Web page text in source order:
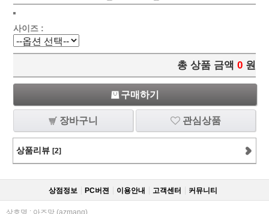
사이즈 :
총 상품 금액 0 원
구매하기
장바구니 관심상품
상품리뷰 [2]
상점정보 PC버젼 이용안내 고객센터 커뮤니티
상호명 : 아즈망 (azmang)